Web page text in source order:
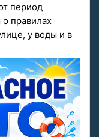
период
правилах
у воды и в